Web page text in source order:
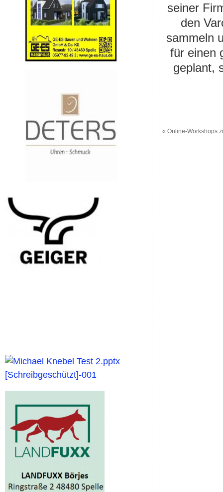
seiner
den
sammeln
für einen
geplant,
« Online-Workshops